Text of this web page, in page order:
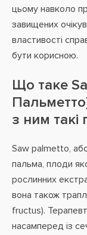
цьому навколо
завищених
властивості
бути корисною.
Що таке
з ним такі
Saw palmetto,
пальма, плоди
рослинних
вона також
fructus).
насамперед із